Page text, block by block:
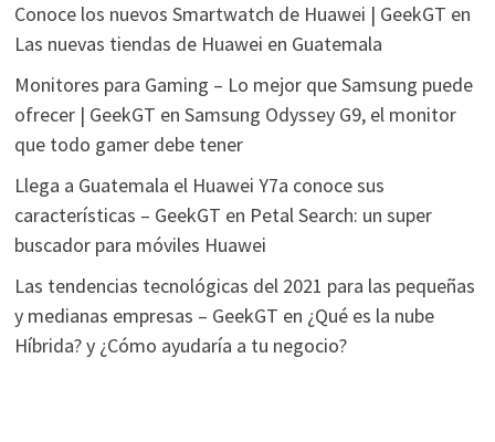
Conoce los nuevos Smartwatch de Huawei | GeekGT en
Las nuevas tiendas de Huawei en Guatemala
Monitores para Gaming – Lo mejor que Samsung puede
ofrecer | GeekGT en Samsung Odyssey G9, el monitor
que todo gamer debe tener
Llega a Guatemala el Huawei Y7a conoce sus
características – GeekGT en Petal Search: un super
buscador para móviles Huawei
Las tendencias tecnológicas del 2021 para las pequeñas
y medianas empresas – GeekGT en ¿Qué es la nube
Híbrida? y ¿Cómo ayudaría a tu negocio?